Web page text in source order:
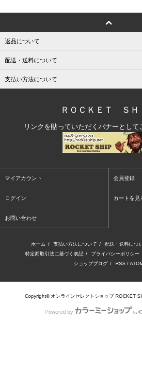
返品について
配送・送料について
支払い方法について
ＲＯＣＫＥＴ ＳＨ
リンクを貼っていただくバナーとして
マイアカウント 会員登録
ログイン カートを見
お問い合わせ
ホーム / 支払い方法について / 配送・送料につ
特定商取引法に基づく表記 / プライバシーポリシー
ショップブログ / RSS /
Copyright© オンラインセレクトショップ ROCKET
Powered by